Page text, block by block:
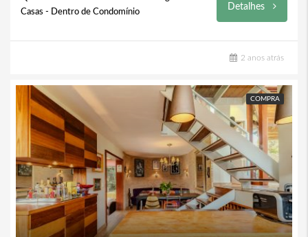
Casas - Dentro de Condomínio
Detalhes
2 anos atrás
COMPRA